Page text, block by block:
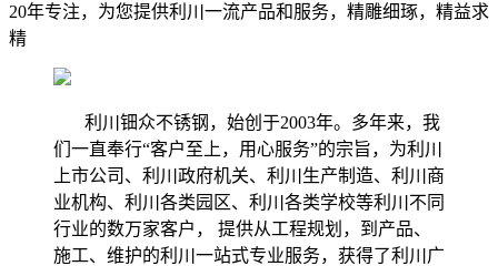
20年专注，为您提供利川一流产品和服务，精雕细琢，精益求
精
利川钿众不锈钢，始创于2003年。多年来，我
们一直奉行“客户至上，用心服务”的宗旨，为利川
上市公司、利川政府机关、利川生产制造、利川商
业机构、利川各类园区、利川各类学校等利川不同
行业的数万家客户， 提供从工程规划，到产品、
施工、维护的利川一站式专业服务，获得了利川广